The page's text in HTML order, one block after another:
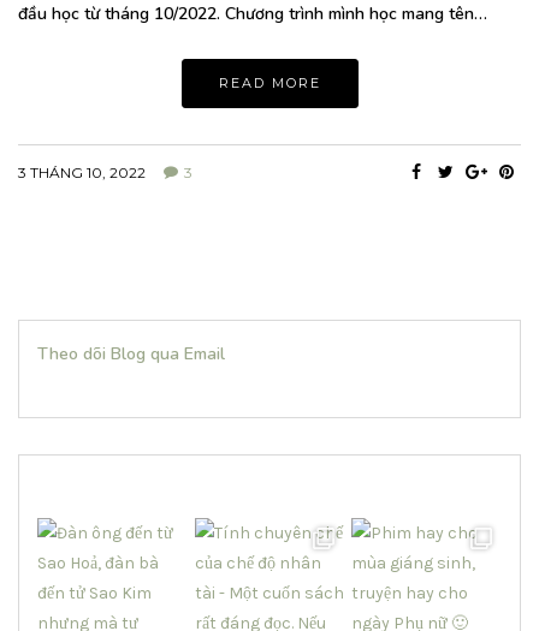
đầu học từ tháng 10/2022. Chương trình mình học mang tên…
READ MORE
3 THÁNG 10, 2022 3
Theo dõi Blog qua Email